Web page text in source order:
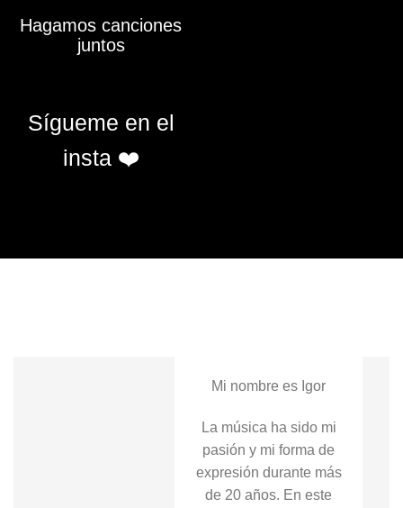
Hagamos canciones
juntos
Sígueme en el
insta ❤️
Mi nombre es Igor
La música ha sido mi
pasión y mi forma de
expresión durante más
de 20 años. En este